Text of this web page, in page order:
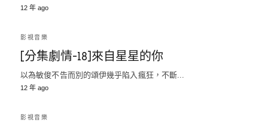
12 年 ago
影視音樂
[分集劇情-18]來自星星的你
以為敏俊不告而別的頌伊幾乎陷入瘋狂，不斷...
12 年 ago
影視音樂